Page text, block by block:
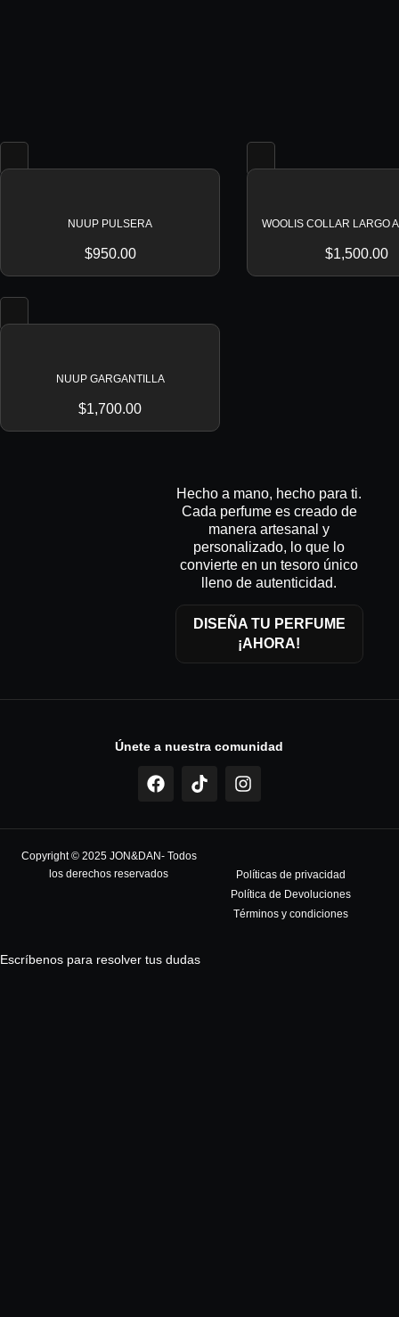
NUUP PULSERA
$950.00
WOOLIS COLLAR LARGO
$1,500.00
NUUP GARGANTILLA
$1,700.00
Hecho a mano, hecho para ti.
Cada perfume es creado de
manera artesanal y
personalizado, lo que lo
convierte en un tesoro único
lleno de autenticidad.
DISEÑA TU PERFUME
¡AHORA!
Únete a nuestra comunidad
Copyright © 2025 JON&DAN- Todos
los derechos reservados
Políticas de privacidad
Política de Devoluciones
Términos y condiciones
Escríbenos para resolver tus dudas